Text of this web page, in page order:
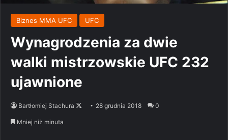
Biznes MMA UFC UFC
Wynagrodzenia za dwie
walki mistrzowskie UFC 232
ujawnione
Bartłomiej Stachura
Follow28 grudnia 2018 0
Mniej niż minuta